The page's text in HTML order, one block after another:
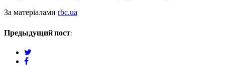
За матеріалами rbc.ua
Предыдущий пост:
facebook